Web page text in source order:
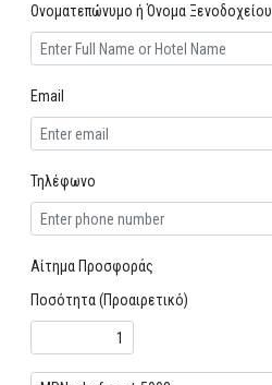
Ονοματεπώνυμο ή Όνομα Ξενοδοχείου
Email
Τηλέφωνο
Αίτημα Προσφοράς
Ποσότητα (Προαιρετικό)